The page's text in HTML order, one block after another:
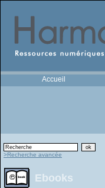
Accueil
>Recherche avancée
Ebooks